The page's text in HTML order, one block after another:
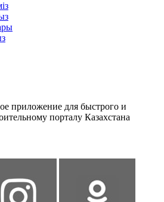
приложение для быстрого и
порталу Казахстана